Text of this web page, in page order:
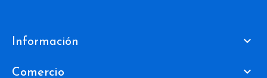
Información 
Comercio 